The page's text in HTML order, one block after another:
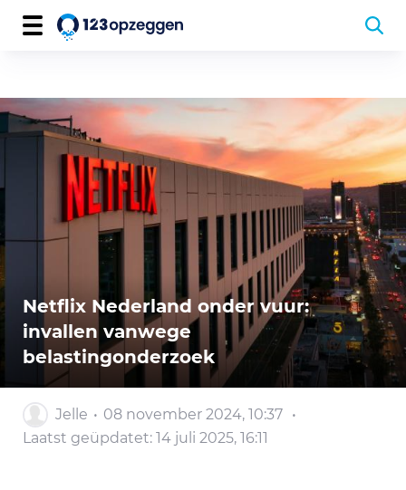
Netflix Nederland onder vuur:
invallen vanwege
belastingonderzoek
Jelle
08 november 2024, 10:37
Laatst geüpdatet: 14 juli 2025, 16:11